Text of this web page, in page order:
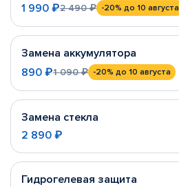
1 990 ₽2 490 ₽ -20% до 10 августа
Замена аккумулятора
890 ₽1 090 ₽ -20% до 10 августа
Замена стекла
2 890 ₽
Гидрогелевая защита